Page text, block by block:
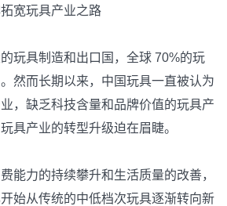
宽玩具产业之路
具制造和出口国，全球 70%的玩
然而长期以来，中国玩具一直被认为
，缺乏科技含量和品牌价值的玩具产
具产业的转型升级迫在眉睫。
力的持续攀升和生活质量的改善，
始从传统的中低档次玩具逐渐转向新